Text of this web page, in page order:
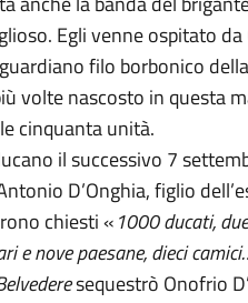
Egli venne ospitato da
filo borbonico
volte nascosto in questa
cinquanta unità.
il successivo 7
D’Onghia, figlio
chiesti «1000 ducati,
e nove paesane, dieci
sequestrò Onofrio